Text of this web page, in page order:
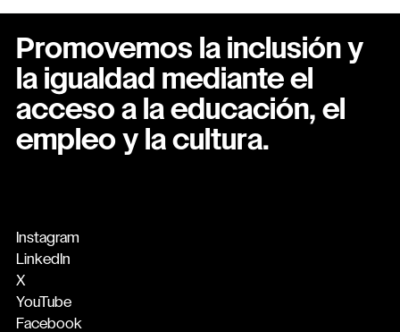
Promovemos la inclusión y
la igualdad mediante el
acceso a la educación, el
empleo y la cultura.
Instagram
LinkedIn
X
YouTube
Facebook